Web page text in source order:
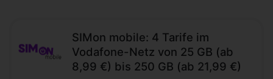
SIMon mobile: 4 Tarife im
Vodafone-Netz von 25 GB (ab
8,99 €) bis 250 GB (ab 21,99 €)